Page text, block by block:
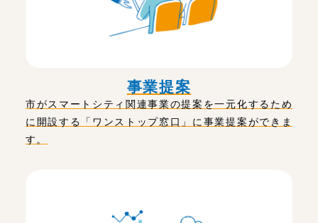
事業提案
市がスマートシティ関連事業の提案を一元化するため
に開設する「ワンストップ窓口」に事業提案ができま
す。